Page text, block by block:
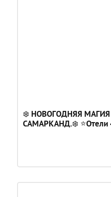
❄️ НОВОГОДНЯЯ
САМАРКАНД.❄️ ⭐Отели